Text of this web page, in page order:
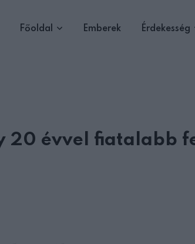
Főoldal Emberek Érdekesség
20 évvel fiatalabb